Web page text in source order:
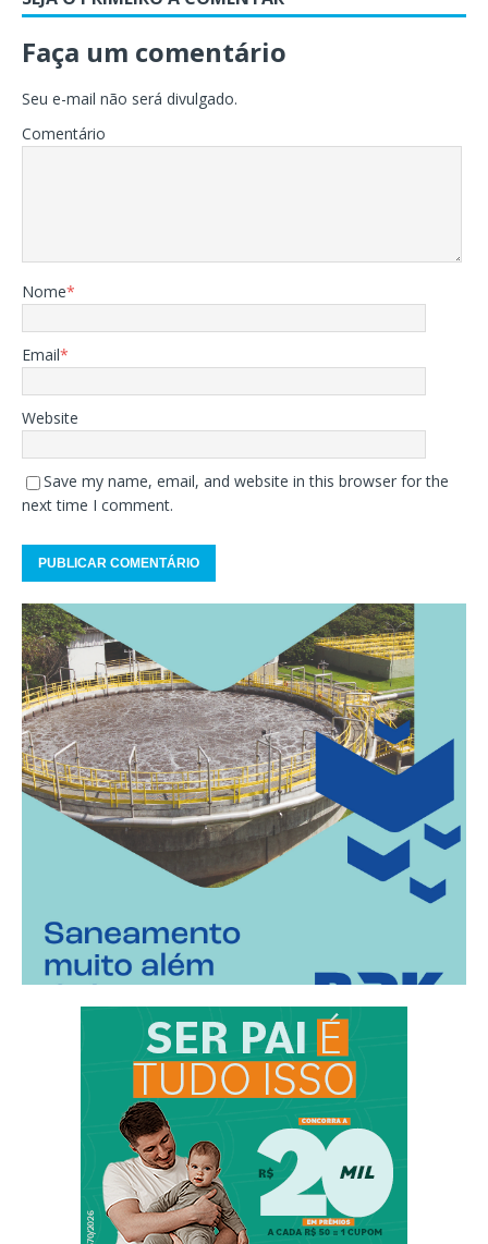
Faça um comentário
Seu e-mail não será divulgado.
Comentário
Nome*
Email*
Website
Save my name, email, and website in this browser for the
next time I comment.